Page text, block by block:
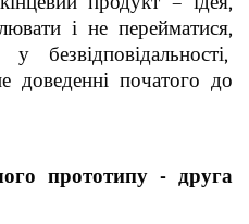
і не перейматися,
безвідповідальності,
доведенні початого до
прототипу - друга